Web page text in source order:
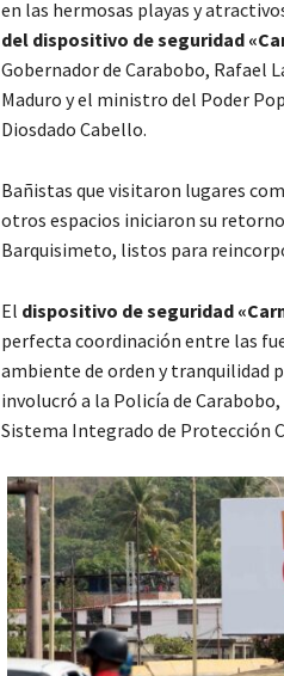
en las hermosas playas y
del dispositivo de seguridad
Gobernador de Carabobo, Rafael
Maduro y el ministro del Poder
Diosdado Cabello.
Bañistas que visitaron lugares
otros espacios iniciaron su retorno
Barquisimeto, listos para
El dispositivo de seguridad
perfecta coordinación entre las
ambiente de orden y tranquilidad
involucró a la Policía de
Sistema Integrado de Protección